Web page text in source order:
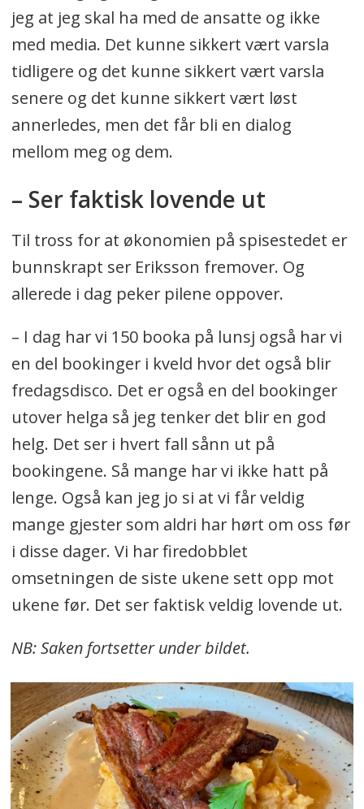
jeg at jeg skal ha med de ansatte og ikke
med media. Det kunne sikkert vært varsla
tidligere og det kunne sikkert vært varsla
senere og det kunne sikkert vært løst
annerledes, men det får bli en dialog
mellom meg og dem.
– Ser faktisk lovende ut
Til tross for at økonomien på spisestedet er
bunnskrapt ser Eriksson fremover. Og
allerede i dag peker pilene oppover.
– I dag har vi 150 booka på lunsj også har vi
en del bookinger i kveld hvor det også blir
fredagsdisco. Det er også en del bookinger
utover helga så jeg tenker det blir en god
helg. Det ser i hvert fall sånn ut på
bookingene. Så mange har vi ikke hatt på
lenge. Også kan jeg jo si at vi får veldig
mange gjester som aldri har hørt om oss før
i disse dager. Vi har firedobblet
omsetningen de siste ukene sett opp mot
ukene før. Det ser faktisk veldig lovende ut.
NB: Saken fortsetter under bildet.